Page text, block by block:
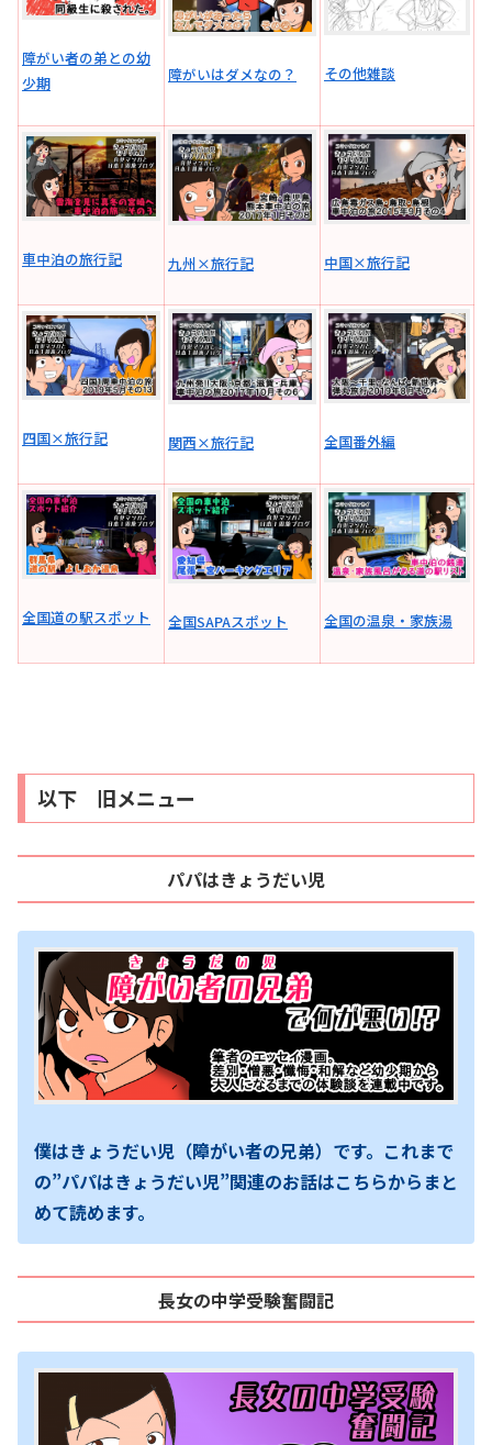
障がい者の弟との幼
少期
障がいはダメなの？ その他雑談
車中泊の旅行記 九州×旅行記 中国×旅行記
四国×旅行記 関西×旅行記 全国番外編
全国道の駅スポット 全国SAPAスポット 全国の温泉・家族湯
以下 旧メニュー
パパはきょうだい児
僕はきょうだい児（障がい者の兄弟）です。これまで
の”パパはきょうだい児”関連のお話はこちらからまと
めて読めます。
長女の中学受験奮闘記